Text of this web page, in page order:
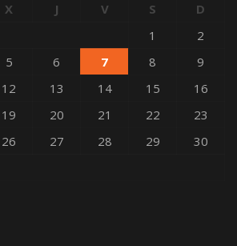
X J V S
D
1
2
5 6 7 8
9
12 13 14 15
16
19 20 21 22
23
26 27 28 29
30